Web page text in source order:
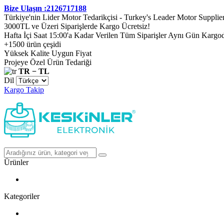
Bize Ulaşın :2126717188
Türkiye'nin Lider Motor Tedarikçisi - Turkey's Leader Motor
3000TL ve Üzeri Siparişlerde Kargo Ücretsiz!
Hafta İçi Saat 15:00'a Kadar Verilen Tüm Siparişler Aynı Gün
+1500 ürün çeşidi
Yüksek Kalite Uygun Fiyat
Projeye Özel Ürün Tedariği
TR − TL
Dil
Kargo Takip
Ürünler
Kategoriler